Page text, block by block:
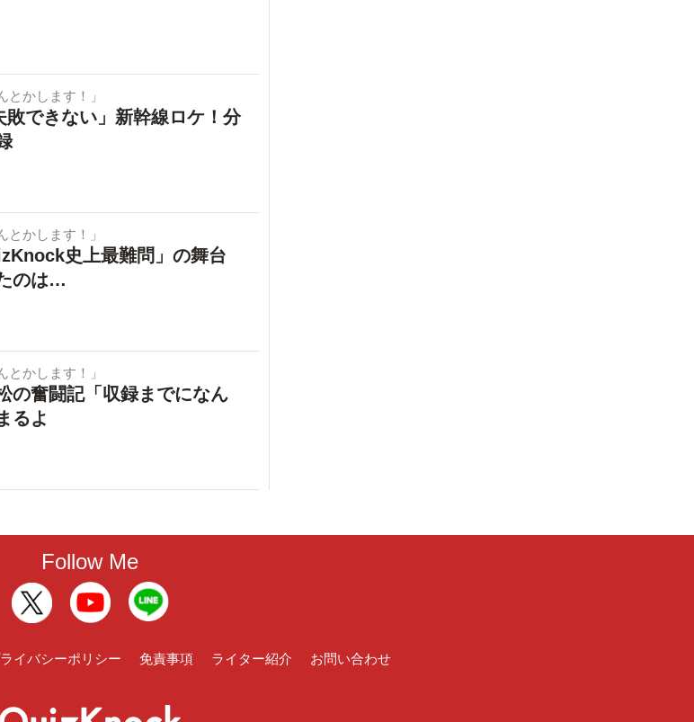
とかします！」
敗できない」新幹線ロケ！分
とかします！」
史上最難問」の舞台
のは…
とかします！」
の奮闘記「収録までになん
るよ
Follow Me
イバシーポリシー 免責事項 ライター紹介 お問い合わせ